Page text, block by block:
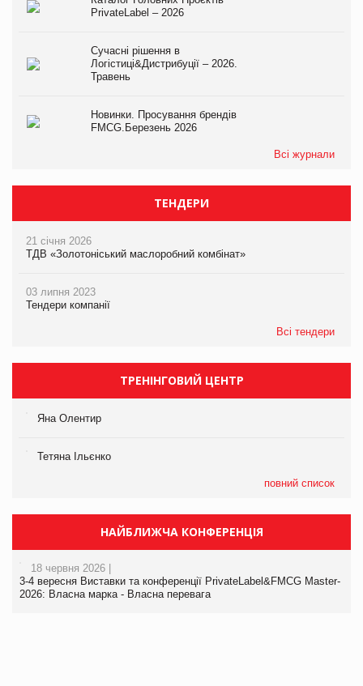
PrivateLabel – 2026
Сучасні рішення в
Логістиці&Дистрибуції – 2026.
Травень
Новинки. Просування брендів
FMCG.Березень 2026
Всі журнали
ТЕНДЕРИ
21 січня 2026
ТДВ «Золотоніський маслоробний комбінат»
03 липня 2023
Тендери компанії
Всі тендери
ТРЕНІНГОВИЙ ЦЕНТР
Яна Олентир
Тетяна Ільєнко
повний список
НАЙБЛИЖЧА КОНФЕРЕНЦІЯ
18 червня 2026 |
3-4 вересня Виставки та конференції PrivateLabel&FMCG Master-
2026: Власна марка - Власна перевага